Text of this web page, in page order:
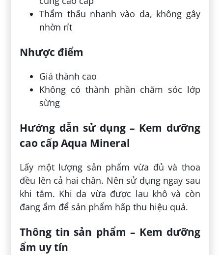
Thẩm thấu nhanh vào da, không gây
nhờn rít
Nhược điểm
Giá thành cao
Không có thành phần chăm sóc lớp
sừng
Hướng dẫn sử dụng – Kem dưỡng
cao cấp Aqua Mineral
Lấy một lượng sản phẩm vừa đủ và thoa
đều lên cả hai chân. Nên sử dụng ngay sau
khi tắm. Khi da vừa được lau khô và còn
đang ẩm để sản phẩm hấp thu hiệu quả.
Thông tin sản phẩm – Kem dưỡng
ẩm uy tín